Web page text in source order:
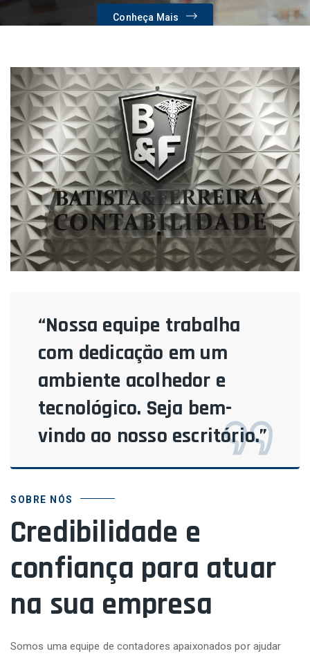
Conheça Mais
“Nossa equipe trabalha
com dedicação em um
ambiente acolhedor e
tecnológico. Seja bem-
vindo ao nosso escritório.”
SOBRE NÓS
Credibilidade e
confiança para atuar
na sua empresa
Somos uma equipe de contadores apaixonados por ajudar